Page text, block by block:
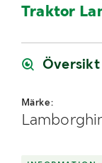
Traktor
Översikt
Märke: